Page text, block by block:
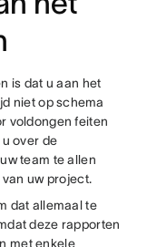
is dat u aan het
niet op schema
voldongen feiten
over de
team te allen
uw project.
dat allemaal te
deze rapporten
met enkele